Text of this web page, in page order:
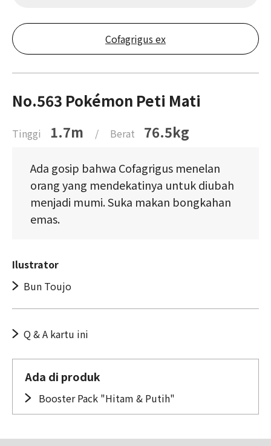
Cofagrigus ex
No.563 Pokémon Peti Mati
Tinggi 1.7m / Berat 76.5kg
Ada gosip bahwa Cofagrigus menelan
orang yang mendekatinya untuk diubah
menjadi mumi. Suka makan bongkahan
emas.
Ilustrator
Bun Toujo
Q & A kartu ini
Ada di produk
Booster Pack "Hitam & Putih"